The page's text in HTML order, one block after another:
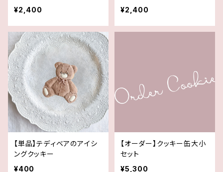
¥2,400
¥2,400
【単品】テディベアのアイシ
ングクッキー
¥400
【オーダー】クッキー缶大小
セット
¥5,300